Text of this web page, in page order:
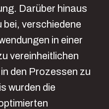
Darüber hinaus
verschiedene
in einer
vereinheitlichen
den Prozessen zu
wurden die